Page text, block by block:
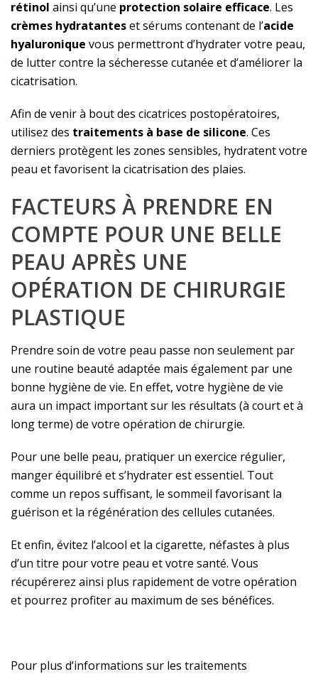
rétinol ainsi qu’une protection solaire efficace. Les
crèmes hydratanteset sérums contenant de l’acide
hyaluronique vous permettront d’hydrater votre peau,
de lutter contre la sécheresse cutanée et d’améliorer la
cicatrisation.
Afin de venir à bout des cicatrices postopératoires,
utilisez des traitements à base de silicone. Ces
derniers protègent les zones sensibles, hydratent votre
peau et favorisent la cicatrisation des plaies.
FACTEURS À PRENDRE EN
COMPTE POUR UNE BELLE
PEAU APRÈS UNE
OPÉRATION DE CHIRURGIE
PLASTIQUE
Prendre soin de votre peau passe non seulement par
une routine beauté adaptée mais également par une
bonne hygiène de vie. En effet, votre hygiène de vie
aura un impact important sur les résultats (à court et à
long terme) de votre opération de chirurgie.
Pour une belle peau, pratiquer un exercice régulier,
manger équilibré et s’hydrater est essentiel. Tout
comme un repos suffisant, le sommeil favorisant la
guérison et la régénération des cellules cutanées.
Et enfin, évitez l’alcool et la cigarette, néfastes à plus
d’un titre pour votre peau et votre santé. Vous
récupérerez ainsi plus rapidement de votre opération
et pourrez profiter au maximum de ses bénéfices.
Pour plus d’informations sur les traitements